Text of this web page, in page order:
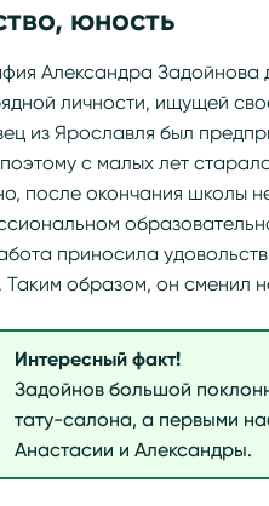
юность
Александра
личности, ищущей
из Ярославля был
с малых лет
после окончания школы
приносила
Таким образом, он сменил
Интересный факт!
Задойнов большой
тату-салона, а первыми
Анастасии и Александры.